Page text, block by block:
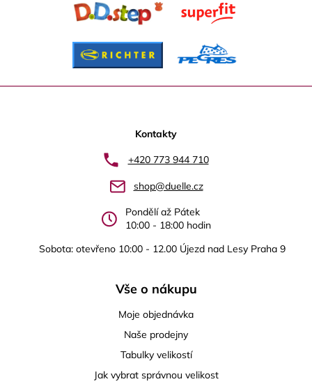
Kontakty
+420 773 944 710
shop@duelle.cz
Pondělí až Pátek
10:00 - 18:00 hodin
Sobota: otevřeno 10:00 - 12.00 Újezd nad Lesy Praha 9
Vše o nákupu
Moje objednávka
Naše prodejny
Tabulky velikostí
Jak vybrat správnou velikost